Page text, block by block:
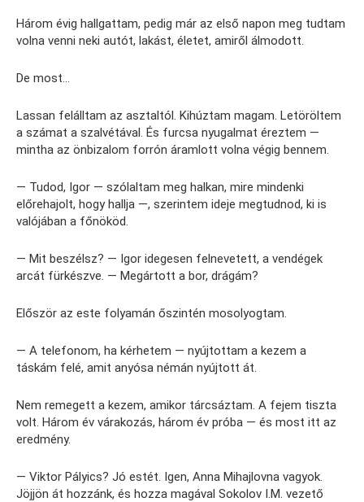
Három évig hallgattam, pedig már az első napon meg tudtam
volna venni neki autót, lakást, életet, amiről álmodott.
De most…
Lassan felálltam az asztaltól. Kihúztam magam. Letöröltem
a számat a szalvétával. És furcsa nyugalmat éreztem —
mintha az önbizalom forrón áramlott volna végig bennem.
— Tudod, Igor — szólaltam meg halkan, mire mindenki
előrehajolt, hogy hallja —, szerintem ideje megtudnod, ki is
valójában a főnököd.
— Mit beszélsz? — Igor idegesen felnevetett, a vendégek
arcát fürkészve. — Megártott a bor, drágám?
Először az este folyamán őszintén mosolyogtam.
— A telefonom, ha kérhetem — nyújtottam a kezem a
táskám felé, amit anyósa némán nyújtott át.
Nem remegett a kezem, amikor tárcsáztam. A fejem tiszta
volt. Három év várakozás, három év próba — és most itt az
eredmény.
— Viktor Pályics? Jó estét. Igen, Anna Mihajlovna vagyok.
Jöjjön át hozzánk, és hozza magával Sokolov I.M. vezető